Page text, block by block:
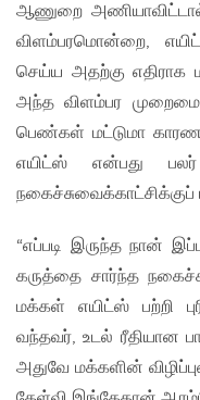
ஆணுறை
விளம்பரமொன்றை,
செய்ய அதற்கு எதிராக
அந்த விளம்பர
பெண்கள் மட்டுமா
எயிட்ஸ் என்பது
“எப்படி இருந்த நான்
கருத்தை சார்ந்த
மக்கள் எயிட்ஸ் பற்றி
வந்தவர், உடல் ரீதியான
அதுவே மக்களின்